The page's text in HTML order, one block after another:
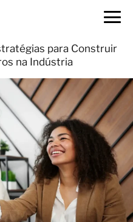
para Construir
na Indústria